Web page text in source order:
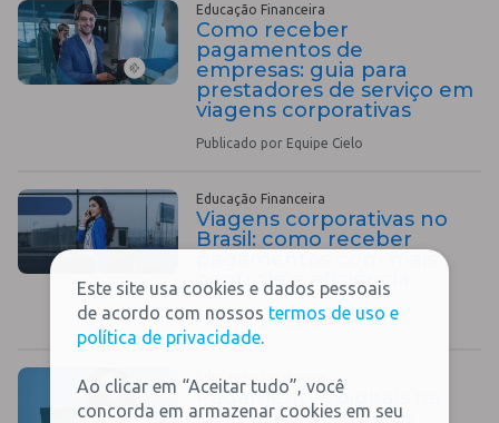
Educação Financeira
Como receber
pagamentos de
empresas: guia para
prestadores de serviço em
viagens corporativas
Publicado por Equipe Cielo
Educação Financeira
Viagens corporativas no
Brasil: como receber
pagamentos com mais
controle e eficiência
Publicado por Equipe Cielo
Educação Financeira
Pagamentos digitais na
educação: como eles
Este site usa cookies e dados pessoais
de acordo com nossos termos de uso e
política de privacidade.
Ao clicar em “Aceitar tudo”, você
concorda em armazenar cookies em seu